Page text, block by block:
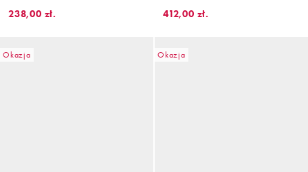
238,00 zł.
zakładkami z przodu
412,00 zł.
Okazja Okazja